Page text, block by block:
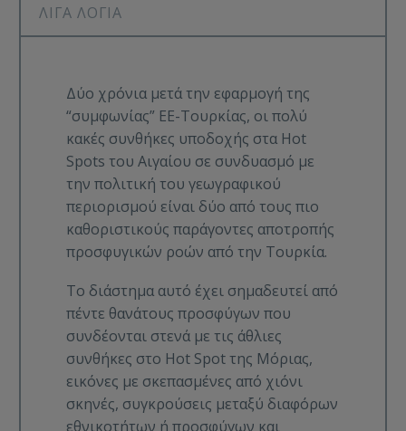
ΛΙΓΑ ΛΟΓΙΑ
Δύο χρόνια μετά την εφαρμογή της
“συμφωνίας” ΕΕ-Τουρκίας, οι πολύ
κακές συνθήκες υποδοχής στα Hot
Spots του Αιγαίου σε συνδυασμό με
την πολιτική του γεωγραφικού
περιορισμού είναι δύο από τους πιο
καθοριστικούς παράγοντες αποτροπής
προσφυγικών ροών από την Τουρκία.
Το διάστημα αυτό έχει σημαδευτεί από
πέντε θανάτους προσφύγων που
συνδέονται στενά με τις άθλιες
συνθήκες στο Hot Spot της Μόριας,
εικόνες με σκεπασμένες από χιόνι
σκηνές, συγκρούσεις μεταξύ διαφόρων
εθνικοτήτων ή προσφύγων και